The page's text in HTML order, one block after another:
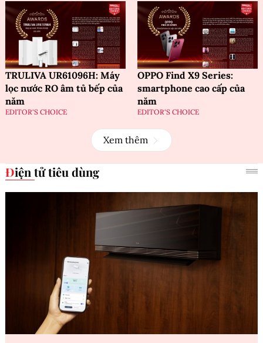
TRULIVA UR61096H: Máy
lọc nước RO âm tủ bếp của
năm
EDITOR'S CHOICE
OPPO Find X9 Series:
smartphone cao cấp của
năm
EDITOR'S CHOICE
Xem thêm
Điện tử tiêu dùng